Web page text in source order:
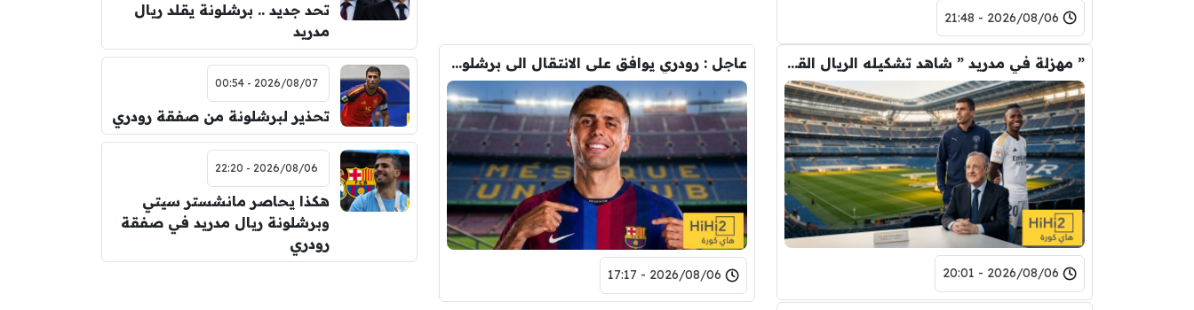
2026/08/06 - 21:48
” مهزلة في مدريد ” شاهد تشكيله الريال القادمه لاكتساح المركز الثاني
2026/08/06 - 20:01
عاجل : رودري يوافق على الانتقال الى برشلونة.. 3 أسباب وراء قراره
2026/08/06 - 17:17
تحد جديد .. برشلونة يقلد ريال
مدريد
2026/08/07 - 00:54
تحذير لبرشلونة من صفقة رودري
2026/08/06 - 22:20
هكذا يحاصر مانشستر سيتي
وبرشلونة ريال مدريد في صفقة
رودري